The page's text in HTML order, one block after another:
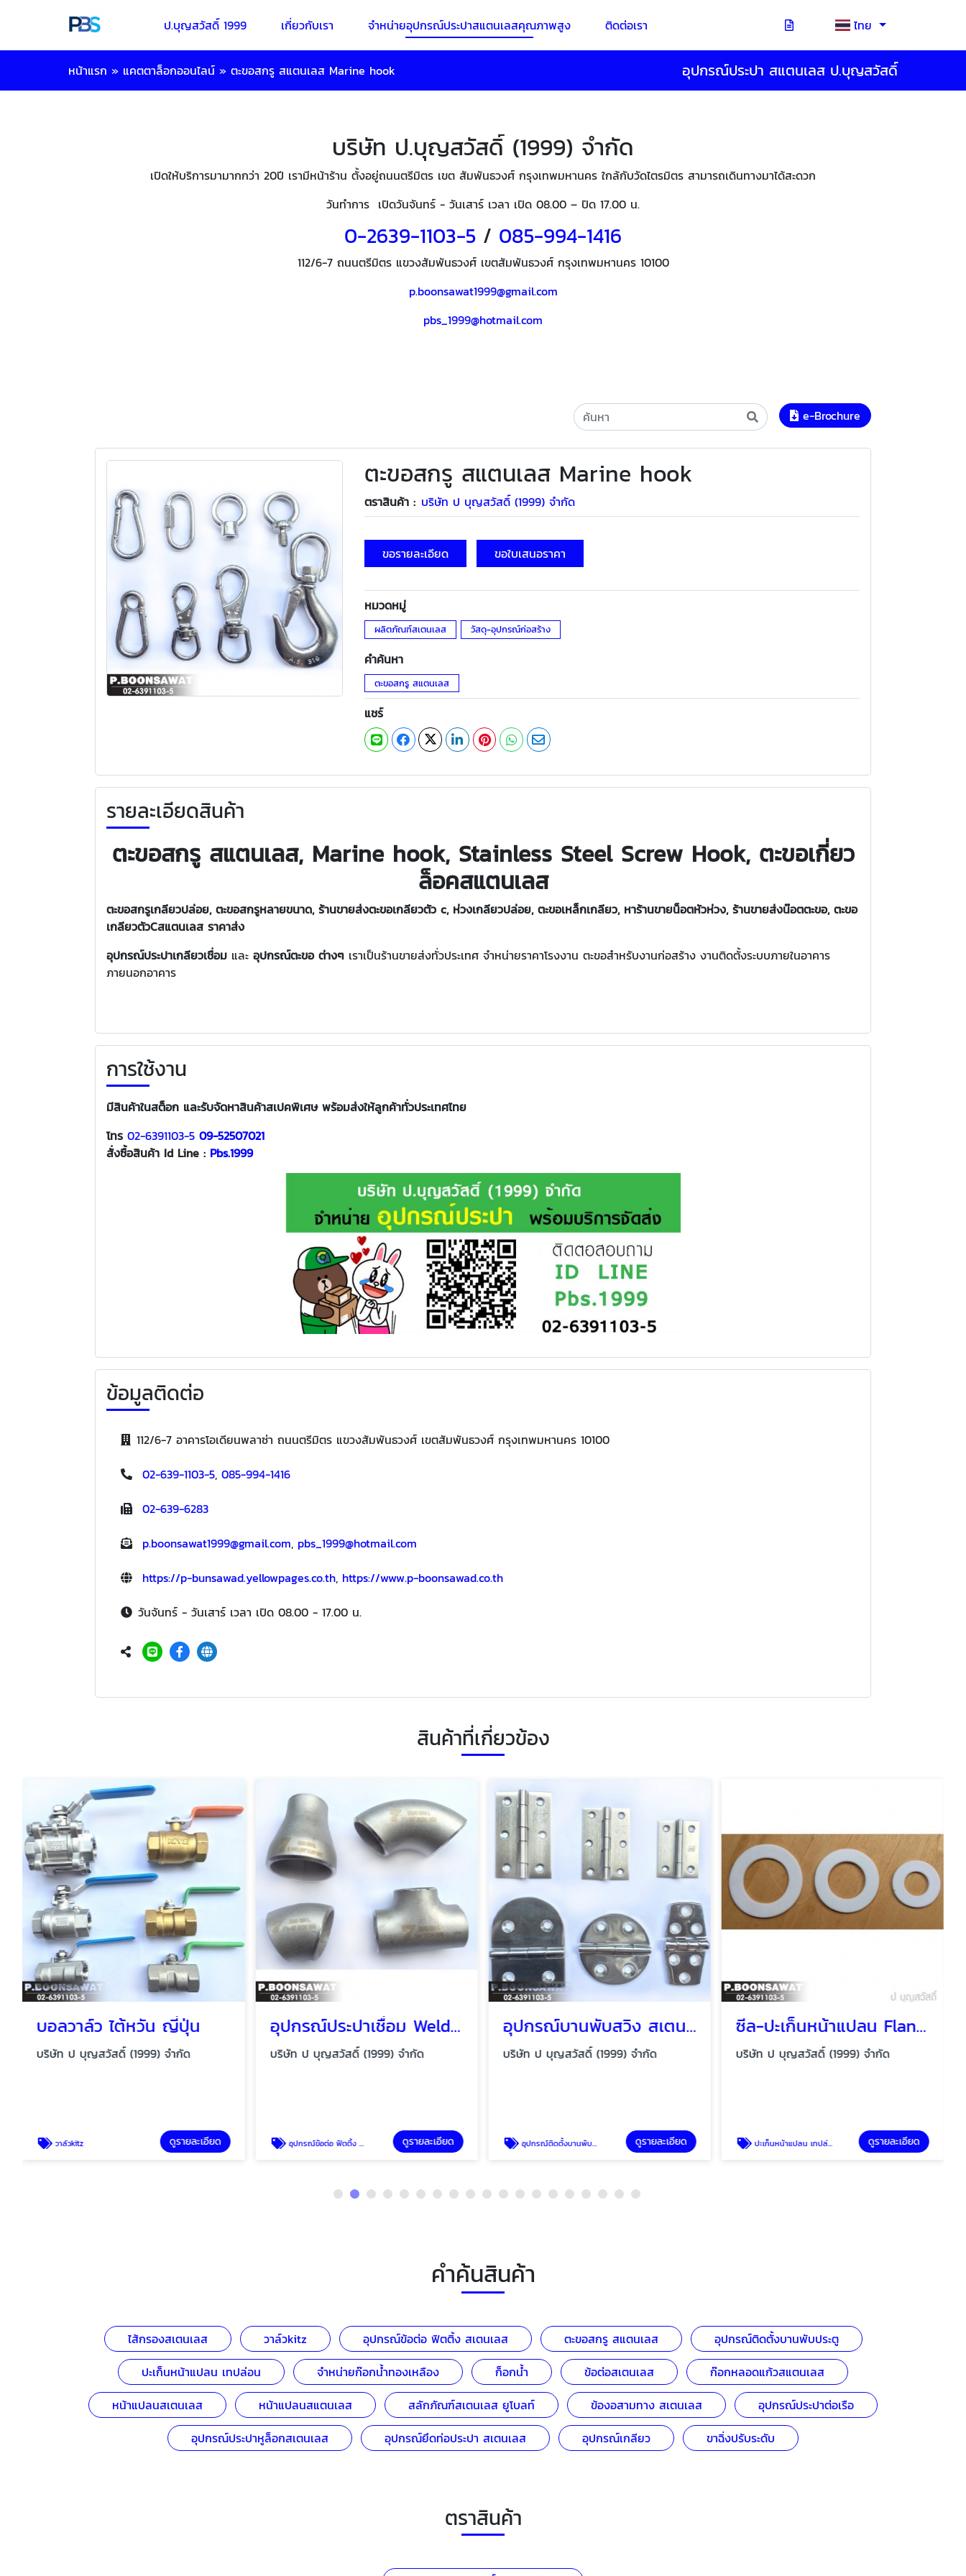
ป.บุญสวัสดิ์ 1999 เกี่ยวกับเรา จำหน่ายอุปกรณ์ประปาสแตนเลสคุณภาพสูง ติดต่อเรา ไทย
หน้าแรก » แคตตาล็อกออนไลน์ » ตะขอสกรู สแตนเลส Marine hook อุปกรณ์ประปา สแตนเลส ป.บุญสวัสดิ์
บริษัท ป.บุญสวัสดิ์ (1999) จำกัด
เปิดให้บริการมามากกว่า 20ปี เรามีหน้าร้าน ตั้งอยู่ถนนตรีมิตร เขต สัมพันธวงศ์ กรุงเทพมหานคร ใกล้กับวัดไตรมิตร สามารถเดินทางมาได้สะดวก
วันทำการ เปิดวันจันทร์ - วันเสาร์ เวลา เปิด 08.00 – ปิด 17.00 น.
0-2639-1103-5 / 085-994-1416
112/6-7 ถนนตรีมิตร แขวงสัมพันธวงศ์ เขตสัมพันธวงศ์ กรุงเทพมหานคร 10100
p.boonsawat1999@gmail.com
pbs_1999@hotmail.com
e-Brochure
ตะขอสกรู สแตนเลส Marine hook
ตราสินค้า : บริษัท ป บุญสวัสดิ์ (1999) จำกัด
ขอรายละเอียด ขอใบเสนอราคา
หมวดหมู่
ผลิตภัณฑ์สเตนเลส วัสดุ-อุปกรณ์ก่อสร้าง
คำค้นหา
ตะขอสกรู สแตนเลส
แชร์
รายละเอียดสินค้า
ตะขอสกรู สแตนเลส, Marine hook, Stainless Steel Screw Hook, ตะขอเกี่ยว
ล็อคสแตนเลส
ตะขอสกรูเกลียวปล่อย, ตะขอสกรูหลายขนาด, ร้านขายส่งตะขอเกลียวตัว c, ห่วงเกลียวปล่อย, ตะขอเหล็กเกลียว, หาร้านขายน็อตหัวห่วง, ร้านขายส่งน๊อตตะขอ, ตะขอ
เกลียวตัวCสแตนเลส ราคาส่ง
อุปกรณ์ประปาเกลียวเชื่อม และ อุปกรณ์ตะขอ ต่างๆ เราเป็นร้านขายส่งทั่วประเทศ จำหน่ายราคาโรงงาน ตะขอสำหรับงานก่อสร้าง งานติดตั้งระบบภายในอาคาร
ภายนอกอาคาร
การใช้งาน
มีสินค้าในสต็อก และรับจัดหาสินค้าสเปคพิเศษ พร้อมส่งให้ลูกค้าทั่วประเทศไทย
โทร 02-6391103-5 09-52507021
สั่งซื้อสินค้า Id Line : Pbs.1999
ข้อมูลติดต่อ
112/6-7 อาคารโอเดียนพลาซ่า ถนนตรีมิตร แขวงสัมพันธวงศ์ เขตสัมพันธวงศ์ กรุงเทพมหานคร 10100
02-639-1103-5, 085-994-1416
02-639-6283
p.boonsawat1999@gmail.com, pbs_1999@hotmail.com
https://p-bunsawad.yellowpages.co.th, https://www.p-boonsawad.co.th
วันจันทร์ - วันเสาร์ เวลา เปิด 08.00 - 17.00 น.
สินค้าที่เกี่ยวข้อง
บอลวาล์ว ไต้หวัน ญี่ปุ่น
บริษัท ป บุญสวัสดิ์ (1999) จำกัด
วาล์วkitz ดูรายละเอียด
อุปกรณ์ประปาเชื่อม Welding fittings,stainless steel pipe
บริษัท ป บุญสวัสดิ์ (1999) จำกัด
อุปกรณ์ข้อต่อ ฟิตติ้ง สเตนเลส ดูรายละเอียด
อุปกรณ์บานพับสวิง สเตนเลส Marine hinge
บริษัท ป บุญสวัสดิ์ (1999) จำกัด
อุปกรณ์ติดตั้งบานพับประตู ดูรายละเอียด
ซีล-ปะเก็นหน้าแปลน Flange gasket
บริษัท ป บุญสวัสดิ์ (1999) จำกัด
ปะเก็นหน้าแปลน เทปล่อน ดูรายละเอียด
คำค้นสินค้า
ไส้กรองสเตนเลส วาล์วkitz อุปกรณ์ข้อต่อ ฟิตติ้ง สเตนเลส ตะขอสกรู สแตนเลส
อุปกรณ์ติดตั้งบานพับประตู
ปะเก็นหน้าแปลน เทปล่อน
จำหน่ายก๊อกน้ำทองเหลือง ก็อกน้ำ ข้อต่อสเตนเลส
ก๊อกหลอดแก้วสแตนเลส
หน้าแปลนสเตนเลส
หน้าแปลนสแตนเลส สลักภัณฑ์สเตนเลส ยูโบลท์ ข้องอสามทาง สเตนเลส
อุปกรณ์ประปาต่อเรือ
อุปกรณ์ประปาหูล็อกสเตนเลส
อุปกรณ์ยึดท่อประปา สเตนเลส อุปกรณ์เกลียว ขาฉิ่งปรับระดับ
ตราสินค้า